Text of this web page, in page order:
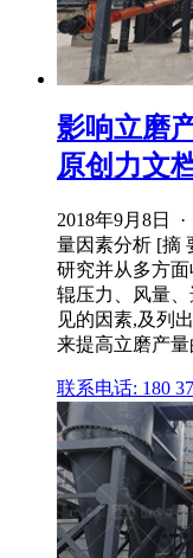
影响立磨
原创力文
2018年9月8日
量因素分析 [摘
研究并从多方
辊压力、风量
见的因素,及列
来提高立磨产量
联系电话: 180